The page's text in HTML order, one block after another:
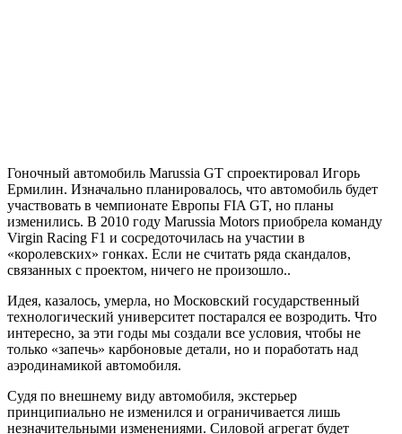
Гоночный автомобиль Marussia GT спроектировал Игорь
Ермилин. Изначально планировалось, что автомобиль будет
участвовать в чемпионате Европы FIA GT, но планы
изменились. В 2010 году Marussia Motors приобрела команду
Virgin Racing F1 и сосредоточилась на участии в
«королевских» гонках. Если не считать ряда скандалов,
связанных с проектом, ничего не произошло..
Идея, казалось, умерла, но Московский государственный
технологический университет постарался ее возродить. Что
интересно, за эти годы мы создали все условия, чтобы не
только «запечь» карбоновые детали, но и поработать над
аэродинамикой автомобиля.
Судя по внешнему виду автомобиля, экстерьер
принципиально не изменился и ограничивается лишь
незначительными изменениями. Силовой агрегат будет